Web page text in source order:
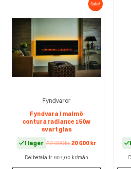
Sale!
Fyndvaror
Fyndvara I malmö
contura radiance 150w
svart glas
I lager 22 900krDet
priset
20 600 krDet
nuvarande
Delbetala fr. 907,00 kr/mån